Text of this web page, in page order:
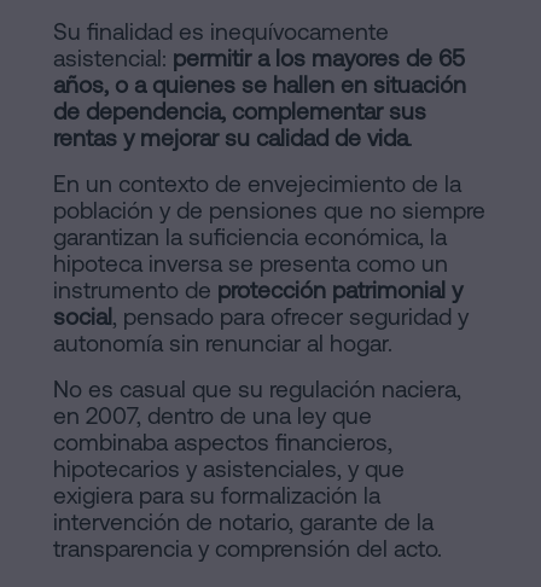
Personalizar
cookies
Síguenos
redes
sociales
Su finalidad es inequívocamente
asistencial: permitir a los mayores de 65
años, o a quienes se hallen en situación
de dependencia, complementar sus
rentas y mejorar su calidad de vida.
En un contexto de envejecimiento de la
población y de pensiones que no siempre
garantizan la suficiencia económica, la
hipoteca inversa se presenta como un
instrumento de protección patrimonial y
social, pensado para ofrecer seguridad y
autonomía sin renunciar al hogar.
No es casual que su regulación naciera,
en 2007, dentro de una ley que
combinaba aspectos financieros,
hipotecarios y asistenciales, y que
exigiera para su formalización la
intervención de notario, garante de la
transparencia y comprensión del acto.